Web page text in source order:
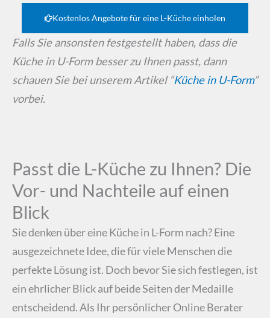
Kostenlos Angebote für eine L-Küche einholen
Falls Sie ansonsten festgestellt haben, dass die
Küche in U-Form besser zu Ihnen passt, dann
schauen Sie bei unserem Artikel “Küche in U-Form”
vorbei.
Passt die L-Küche zu Ihnen? Die
Vor- und Nachteile auf einen
Blick
Sie denken über eine Küche in L-Form nach? Eine
ausgezeichnete Idee, die für viele Menschen die
perfekte Lösung ist. Doch bevor Sie sich festlegen, ist
ein ehrlicher Blick auf beide Seiten der Medaille
entscheidend. Als Ihr persönlicher Online Berater